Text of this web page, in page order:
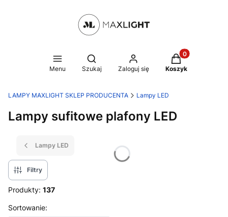
Menu
Otwórz wyszukiwarkę
Szukaj Zaloguj się
Produkty w
Koszyk
LAMPY MAXLIGHT SKLEP PRODUCENTA Lampy LED
Lampy sufitowe plafony LED
Lampy LED
Filtry
Produkty: 137
Lista produktów
Sortowanie: